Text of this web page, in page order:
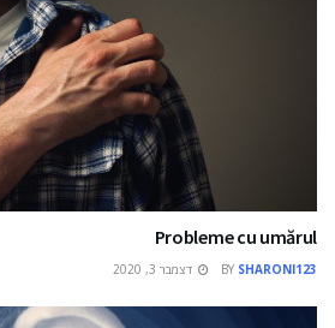
Probleme cu umărul
BY SHARONI123 דצמבר 3, 2020